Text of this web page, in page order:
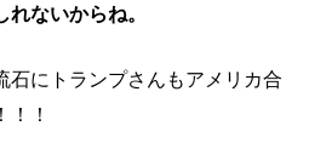
ないからね。
石にトランプさんもアメリカ合
！